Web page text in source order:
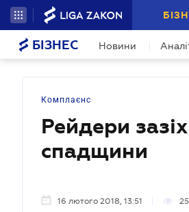
БІЗНЕС Новини
Комплаєнс
Рейдери
спадщини
16 лютого 2018, 13:51